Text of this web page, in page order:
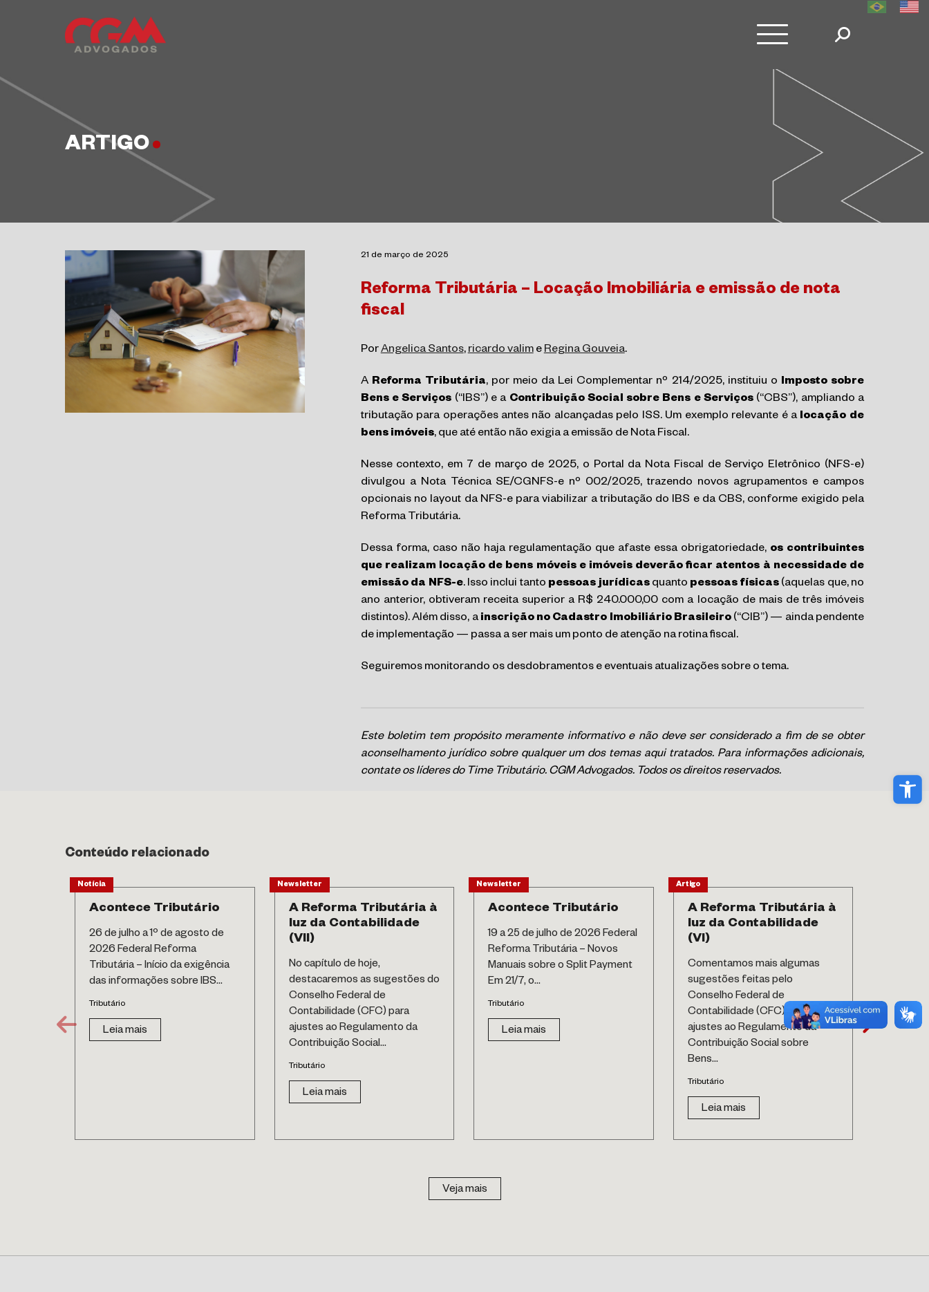
ARTIGO
21 de março de 2025
Reforma Tributária – Locação Imobiliária e emissão de nota
fiscal
PorAngelica Santos,ricardo valimeRegina Gouveia.
A Reforma Tributária, por meio da Lei Complementar nº 214/2025, instituiu o Imposto sobre
Bens e Serviços (“IBS”) e a Contribuição Social sobre Bens e Serviços (“CBS”), ampliando a
tributação para operações antes não alcançadas pelo ISS. Um exemplo relevante é a locação de
bens imóveis, que até então não exigia a emissão de Nota Fiscal.
Nesse contexto, em 7 de março de 2025, o Portal da Nota Fiscal de Serviço Eletrônico (NFS-e)
divulgou a Nota Técnica SE/CGNFS-e nº 002/2025, trazendo novos agrupamentos e campos
opcionais no layout da NFS-e para viabilizar a tributação do IBS e da CBS, conforme exigido pela
Reforma Tributária.
Dessa forma, caso não haja regulamentação que afaste essa obrigatoriedade, os contribuintes
que realizam locação de bens móveis e imóveis deverão ficar atentos à necessidade de
emissão da NFS-e. Isso inclui tanto pessoas jurídicas quanto pessoas físicas(aquelas que, no
ano anterior, obtiveram receita superior a R$ 240.000,00 com a locação de mais de três imóveis
distintos). Além disso, ainscrição no Cadastro Imobiliário Brasileiro (“CIB”) — ainda pendente
de implementação — passa a ser mais um ponto de atenção na rotina fiscal.
Seguiremos monitorando os desdobramentos e eventuais atualizações sobre o tema.
Este boletim tem propósito meramente informativo e não deve ser considerado a fim de se obter
aconselhamento jurídico sobre qualquer um dos temas aqui tratados. Para informações adicionais,
contate os líderes do Time Tributário. CGM Advogados. Todos os direitos reservados.
Conteúdo relacionado
Notícia
Acontece Tributário
26 de julho a 1º de agosto de
2026 Federal Reforma
Tributária – Início da exigência
das informações sobre IBS...
Tributário
Leia mais
Newsletter
A Reforma Tributária à
luz da Contabilidade
(VII)
No capítulo de hoje,
destacaremos as sugestões do
Conselho Federal de
Contabilidade (CFC) para
ajustes ao Regulamento da
Contribuição Social...
Tributário
Leia mais
Newsletter
Acontece Tributário
19 a 25 de julho de 2026 Federal
Reforma Tributária – Novos
Manuais sobre o Split Payment
Em 21/7, o...
Tributário
Leia mais
Artigo
A Reforma Tributária à
luz da Contabilidade
(VI)
Comentamos mais algumas
sugestões feitas pelo
Conselho Federal de
Contabilidade (CFC) para
ajustes ao Regulamento da
Contribuição Social sobre
Bens...
Tributário
Leia mais
Tributário
Leia
Veja mais